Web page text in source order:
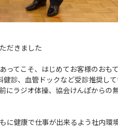
だきました
てこそ、はじめてお客様のおも
診、血管ドックなど受診推奨し
にラジオ体操、協会けんぽからの
に健康で仕事が出来るよう社内環